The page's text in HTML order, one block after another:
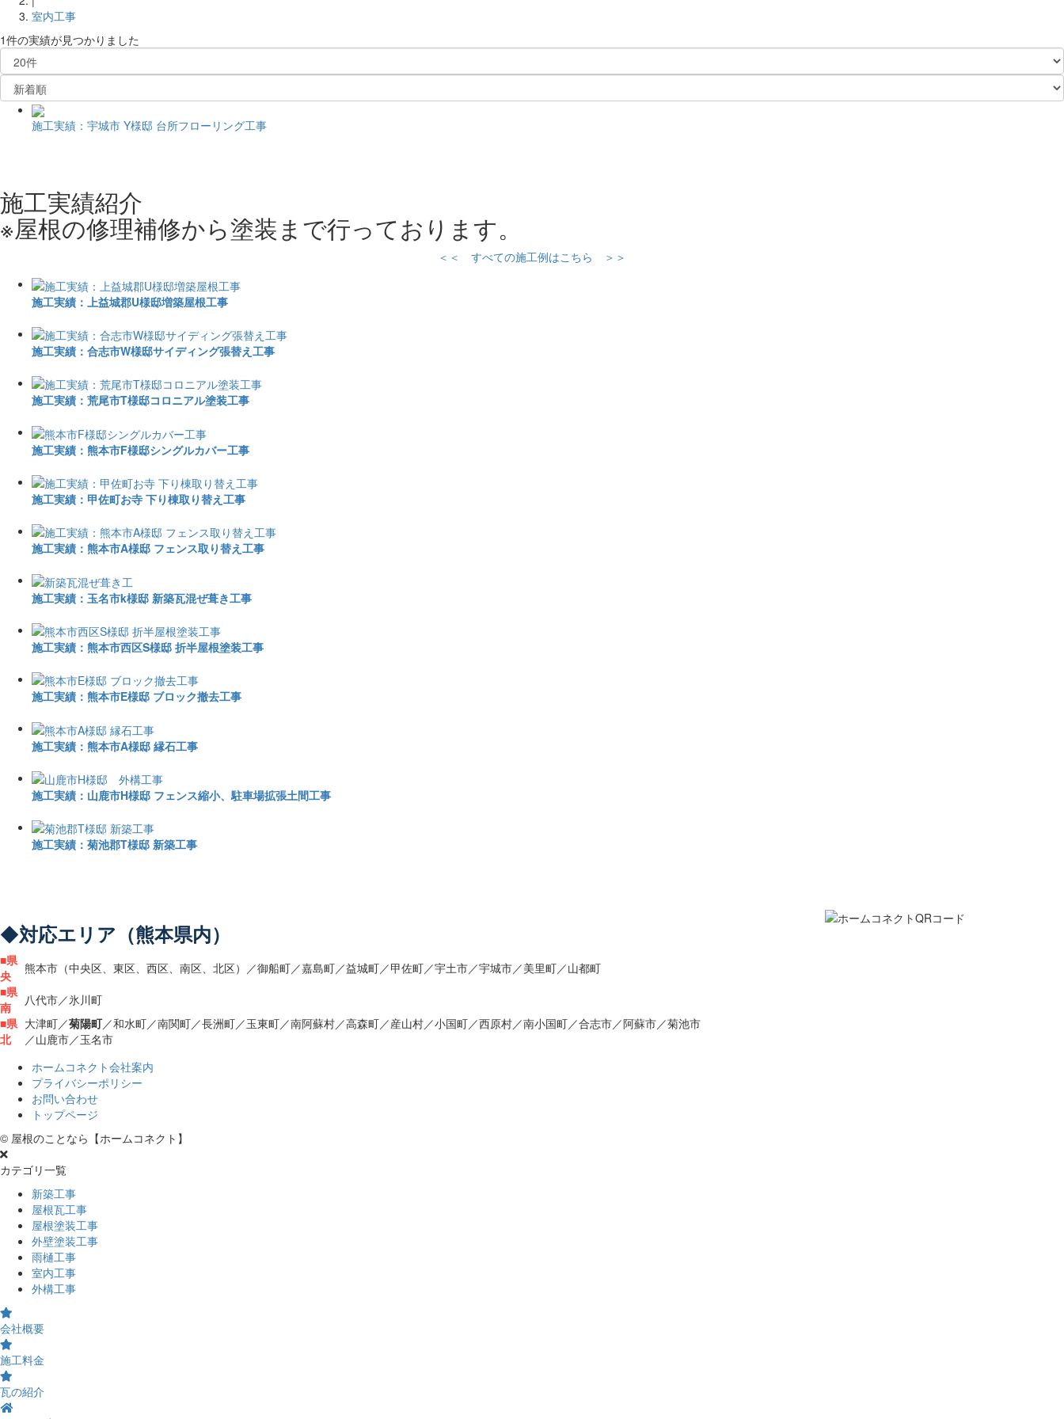
室内工事
1件の実績が見つかりました
施工実績：宇城市 Y様邸 台所フローリング工事
施工実績紹介
※屋根の修理補修から塗装まで行っております。
＜＜ すべての施工例はこちら ＞＞
施工実績：上益城郡U様邸増築屋根工事
施工実績：合志市W様邸サイディング張替え工事
施工実績：荒尾市T様邸コロニアル塗装工事
施工実績：熊本市F様邸シングルカバー工事
施工実績：甲佐町お寺 下り棟取り替え工事
施工実績：熊本市A様邸 フェンス取り替え工事
施工実績：玉名市k様邸 新築瓦混ぜ葺き工事
施工実績：熊本市西区S様邸 折半屋根塗装工事
施工実績：熊本市E様邸 ブロック撤去工事
施工実績：熊本市A様邸 縁石工事
施工実績：山鹿市H様邸 フェンス縮小、駐車場拡張土間工事
施工実績：菊池郡T様邸 新築工事
◆対応エリア（熊本県内）
■県
央
熊本市（中央区、東区、西区、南区、北区）／御船町／嘉島町／益城町／甲佐町／宇土市／宇城市／美里町／山都町
■県
南
八代市／氷川町
■県
北
大津町／菊陽町／和水町／南関町／長洲町／玉東町／南阿蘇村／高森町／産山村／小国町／西原村／南小国町／合志市／阿蘇市／菊池市
／山鹿市／玉名市
ホームコネクト会社案内
プライバシーポリシー
お問い合わせ
トップページ
© 屋根のことなら【ホームコネクト】
カテゴリ一覧
新築工事
屋根瓦工事
屋根塗装工事
外壁塗装工事
雨樋工事
室内工事
外構工事
会社概要
施工料金
瓦の紹介